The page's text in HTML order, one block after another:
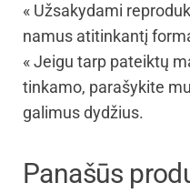
« Užsakydami
namus atitinkantį
« Jeigu tarp pateiktų
tinkamo, parašykite
galimus dydžius.
Panašūs